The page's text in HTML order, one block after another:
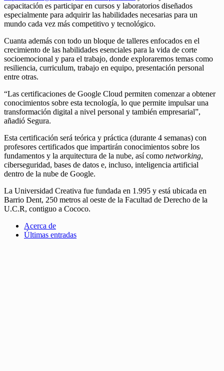
capacitación es participar en cursos y laboratorios diseñados
especialmente para adquirir las habilidades necesarias para un
mundo cada vez más competitivo y tecnológico.
Cuanta además con todo un bloque de talleres enfocados en el
crecimiento de las habilidades esenciales para la vida de corte
socioemocional y para el trabajo, donde exploraremos temas como
resiliencia, curriculum, trabajo en equipo, presentación personal
entre otras.
“Las certificaciones de Google Cloud permiten comenzar a obtener
conocimientos sobre esta tecnología, lo que permite impulsar una
transformación digital a nivel personal y también empresarial”,
añadió Segura.
Esta certificación será teórica y práctica (durante 4 semanas) con
profesores certificados que impartirán conocimientos sobre los
fundamentos y la arquitectura de la nube, así como networking,
ciberseguridad, bases de datos e, incluso, inteligencia artificial
dentro de la nube de Google.
La Universidad Creativa fue fundada en 1.995 y está ubicada en
Barrio Dent, 250 metros al oeste de la Facultad de Derecho de la
U.C.R, contiguo a Cococo.
Acerca de
Últimas entradas